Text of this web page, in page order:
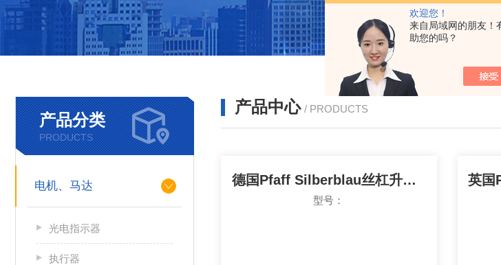
欢迎您！
来自局域网的朋友！
助您的吗？
产品分类
PRODUCTS
电机、马达
光电指示器
执行器
产品中心 / PRODUCTS
德国Pfaff Silberblau丝杠升降齿轮箱MERKUR
型号：